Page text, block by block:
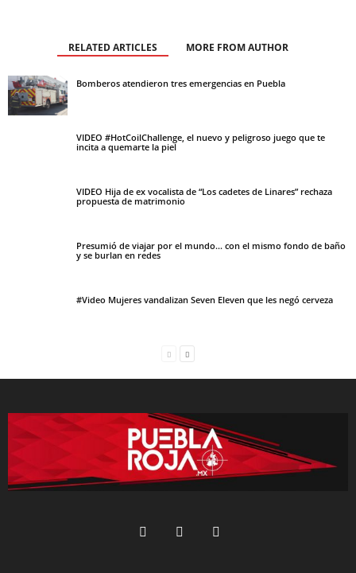
RELATED ARTICLES MORE FROM AUTHOR
Bomberos atendieron tres emergencias en Puebla
VIDEO #HotCoilChallenge, el nuevo y peligroso juego que te
incita a quemarte la piel
VIDEO Hija de ex vocalista de “Los cadetes de Linares” rechaza
propuesta de matrimonio
Presumió de viajar por el mundo… con el mismo fondo de baño
y se burlan en redes
#Video Mujeres vandalizan Seven Eleven que les negó cerveza